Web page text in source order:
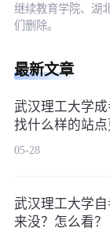
继续教育学院、湖
们删除。
最新文章
武汉理工大学成
找什么样的站
05-28
武汉理工大学
来没？怎么看？